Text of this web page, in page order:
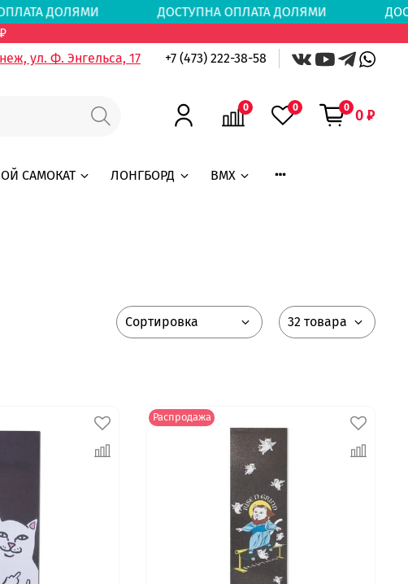
ОПЛАТА ДОЛЯМИ ДОСТУПНА ОПЛАТА ДОЛЯМИ
ул. Ф. Энгельса, 17 +7 (473) 222-38-58
0 0 0 0 ₽
САМОКАТ ЛОНГБОРД BMX
Распродажа